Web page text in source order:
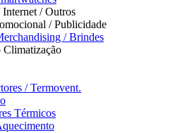
/ Outros
/ Publicidade
/ Brindes
Climatização
/ Termovent.
Térmicos